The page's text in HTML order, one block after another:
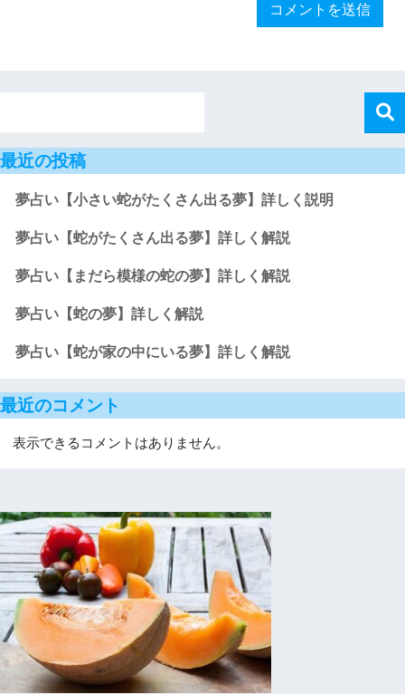
最近の投稿
夢占い【小さい蛇がたくさん出る夢】詳しく説明
夢占い【蛇がたくさん出る夢】詳しく解説
夢占い【まだら模様の蛇の夢】詳しく解説
夢占い【蛇の夢】詳しく解説
夢占い【蛇が家の中にいる夢】詳しく解説
最近のコメント
表示できるコメントはありません。